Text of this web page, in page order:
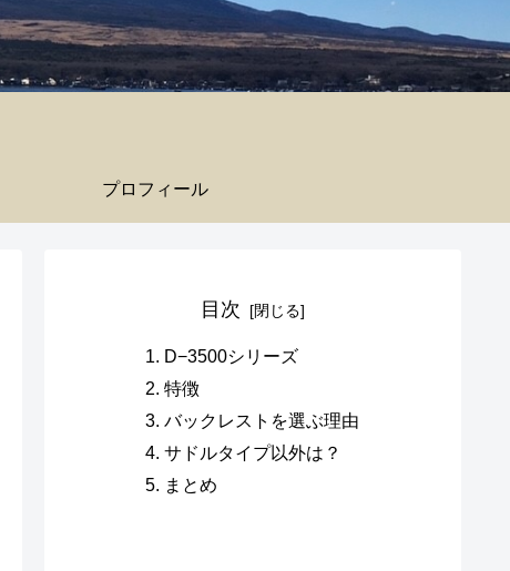
プロフィール
目次
D−3500シリーズ
特徴
バックレストを選ぶ理由
サドルタイプ以外は？
まとめ